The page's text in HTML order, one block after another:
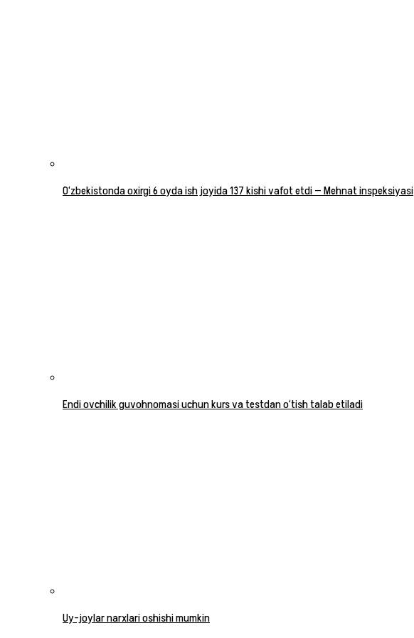
O‘zbekistonda oxirgi 6 oyda ish joyida 137 kishi vafot etdi — Mehnat inspeksiyasi
Endi ovchilik guvohnomasi uchun kurs va testdan o‘tish talab etiladi
Uy-joylar narxlari oshishi mumkin